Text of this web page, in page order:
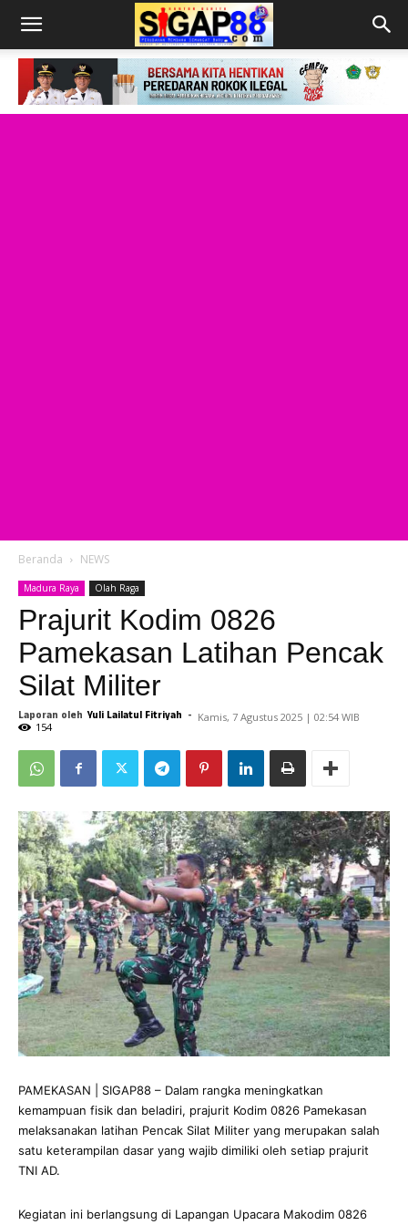
Beranda NEWS
Madura Raya Olah Raga
Prajurit Kodim 0826
Pamekasan Latihan Pencak
Silat Militer
Laporan oleh Yuli Lailatul Fitriyah - Kamis, 7 Agustus 2025 | 02:54 WIB
154
PAMEKASAN | SIGAP88 – Dalam rangka meningkatkan
kemampuan fisik dan beladiri, prajurit Kodim 0826 Pamekasan
melaksanakan latihan Pencak Silat Militer yang merupakan salah
satu keterampilan dasar yang wajib dimiliki oleh setiap prajurit
TNI AD.
Kegiatan ini berlangsung di Lapangan Upacara Makodim 0826